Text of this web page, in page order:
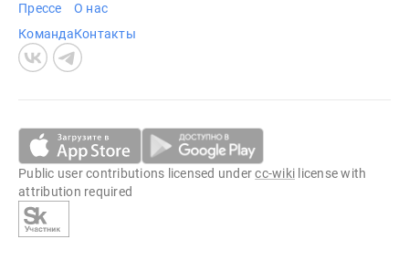
Прессе
Команда
О нас
Контакты
Public user contributions licensed undercc-wiki license with
attribution required